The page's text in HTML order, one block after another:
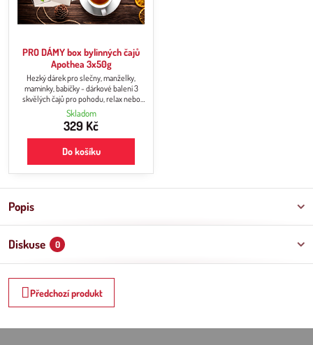
Popis
Diskuse 0
Předchozí produkt
PRO DÁMY box bylinných čajů
Apothea 3x50g
Hezký dárek pro slečny, manželky,
maminky, babičky - dárkové balení 3
skvělých čajů pro pohodu, relax nebo
pro dobití energie. Energy sypaný čaj na
povzbuzení, Rose Tea sypaný čaj s
květem růže, WHITE & HIBISCUS Cold
Brew bílý sypaný čaj vhodný i pro
přípravu ledového čaje.
Skladom
329 Kč
Do košíku